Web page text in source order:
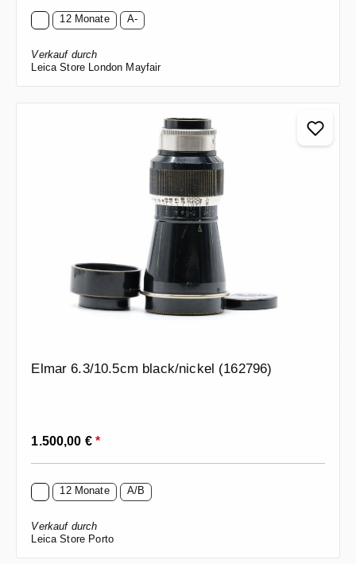
12 Monate A-
Verkauf durch
Leica Store London Mayfair
Elmar 6.3/10.5cm black/nickel (162796)
Regulärer Preis:
1.500,00 €*
12 Monate A/B
Verkauf durch
Leica Store Porto